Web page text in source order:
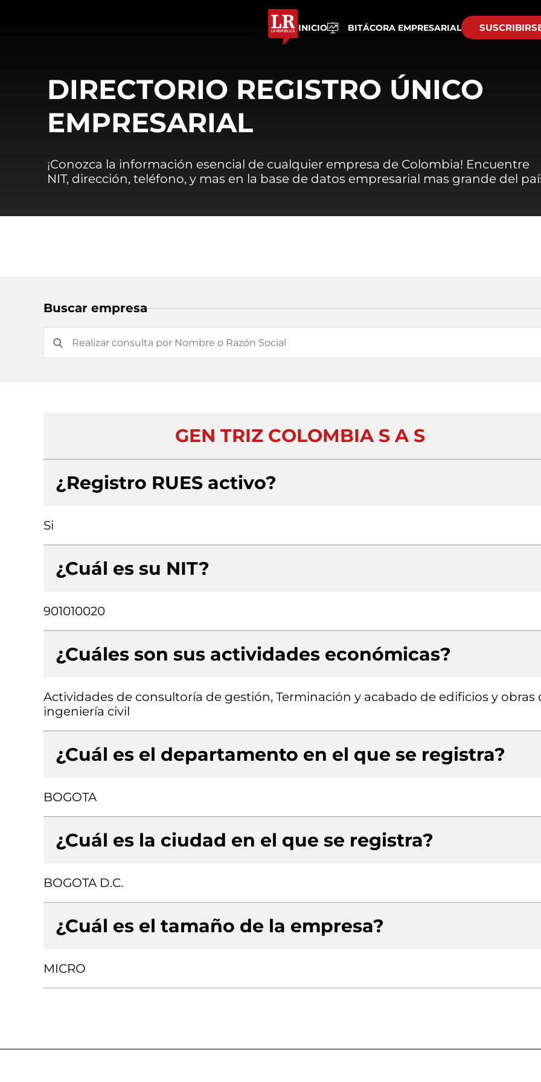
INICIO BITÁCORA EMPRESARIAL
DIRECTORIO REGISTRO ÚNICO
EMPRESARIAL
¡Conozca la información esencial de cualquier empresa de Colombia! Encuentre
NIT, dirección, teléfono, y mas en la base de datos empresarial mas grande del
Buscar empresa
GEN TRIZ COLOMBIA S A S
¿Registro RUES activo?
Si
¿Cuál es su NIT?
901010020
¿Cuáles son sus actividades económicas?
Actividades de consultoría de gestión, Terminación y acabado de edificios y obras
ingeniería civil
¿Cuál es el departamento en el que se registra?
BOGOTA
¿Cuál es la ciudad en el que se registra?
BOGOTA D.C.
¿Cuál es el tamaño de la empresa?
MICRO